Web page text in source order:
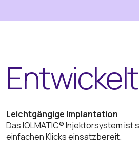
Leichtgängige Implantation
Das IOLMATIC® Injektorsystem ist
einfachen Klicks einsatzbereit.